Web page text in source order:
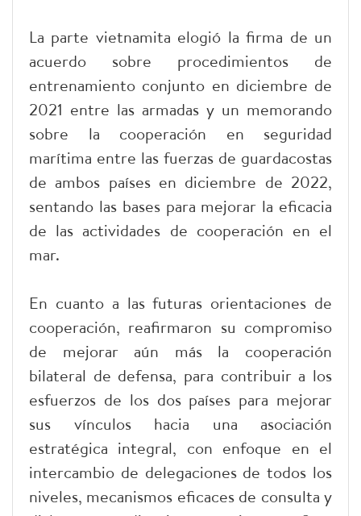
La parte vietnamita elogió la firma de un
acuerdo sobre procedimientos de
entrenamiento conjunto en diciembre de
2021 entre las armadas y un memorando
sobre la cooperación en seguridad
marítima entre las fuerzas de guardacostas
de ambos países en diciembre de 2022,
sentando las bases para mejorar la eficacia
de las actividades de cooperación en el
mar.
En cuanto a las futuras orientaciones de
cooperación, reafirmaron su compromiso
de mejorar aún más la cooperación
bilateral de defensa, para contribuir a los
esfuerzos de los dos países para mejorar
sus vínculos hacia una asociación
estratégica integral, con enfoque en el
intercambio de delegaciones de todos los
niveles, mecanismos eficaces de consulta y